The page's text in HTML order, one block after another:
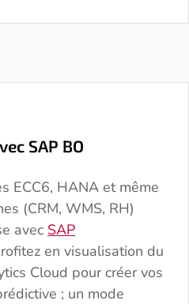
SAP BO
ECC6, HANA et même
(CRM, WMS, RH)
avec SAP
en visualisation du
Cloud pour créer vos
; un mode